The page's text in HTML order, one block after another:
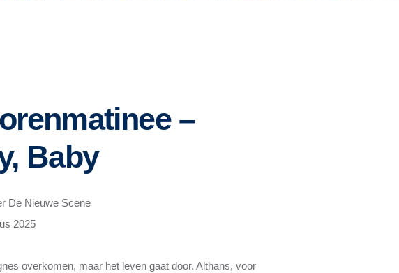
–
Baby
De Nieuwe Scene
2025
overkomen, maar het leven gaat door. Althans, voor